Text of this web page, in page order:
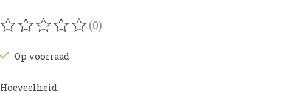
De beoordeling van dit product is
(0)
Op voorraad
Hoeveelheid: